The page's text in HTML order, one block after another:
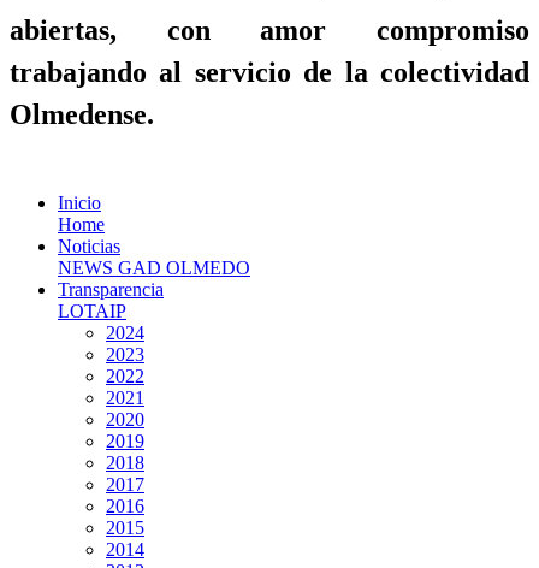
abiertas, con amor compromiso
trabajando al servicio de la colectividad
Olmedense.
Inicio
Home
Noticias
NEWS GAD OLMEDO
Transparencia
LOTAIP
2024
2023
2022
2021
2020
2019
2018
2017
2016
2015
2014